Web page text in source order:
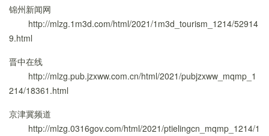
锦州新闻网
http://mlzg.1m3d.com/html/2021/1m3d_tourism_1214/52914
9.html
晋中在线
http://mlzg.pub.jzxww.com.cn/html/2021/pubjzxww_mqmp_1
214/18361.html
京津冀频道
http://mlzg.0316gov.com/html/2021/ptielingcn_mqmp_1214/1